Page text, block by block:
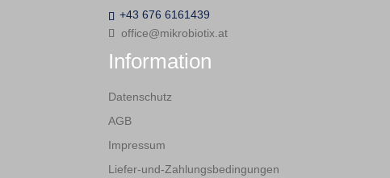
+43 676 6161439
office@mikrobiotix.at
Information
Datenschutz
AGB
Impressum
Liefer-und-Zahlungsbedingungen